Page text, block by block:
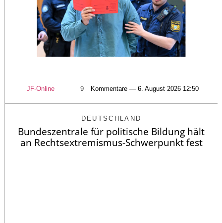
JF-Online 9 Kommentare — 6. August 2026 12:50
DEUTSCHLAND
Bundeszentrale für politische Bildung hält
an Rechtsextremismus-Schwerpunkt fest